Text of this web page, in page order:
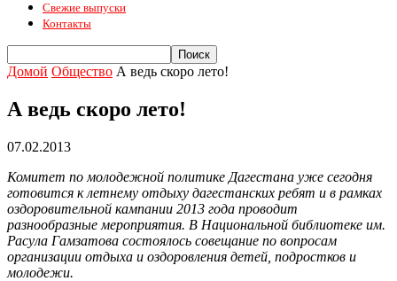
Свежие выпуски
Контакты
Домой Общество А ведь скоро лето!
А ведь скоро лето!
07.02.2013
Комитет по молодежной политике Дагестана уже сегодня
готовится к летнему отдыху дагестанских ребят и в рамках
оздоровительной кампании 2013 года проводит
разнообразные мероприятия. В Национальной библиотеке им.
Расула Гамзатова состоялось совещание по вопросам
организации отдыха и оздоровления детей, подростков и
молодежи.